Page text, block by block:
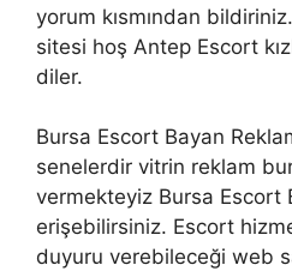
yorum kısmından
sitesi hoş Antep Escort
diler.
Bursa Escort Bayan
senelerdir vitrin reklam
vermekteyiz Bursa Escort
erişebilirsiniz. Escort
duyuru verebileceği web